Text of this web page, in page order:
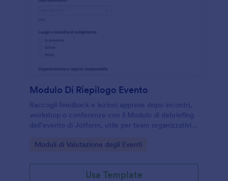
Modulo Di Riepilogo Evento
Raccogli feedback e lezioni apprese dopo incontri,
workshop o conferenze con il Modulo di debriefing
dell’evento di Jotform, utile per team organizzativi
risultati.
Go to Category:
Moduli di Valutazione degli Eventi
Usa Template